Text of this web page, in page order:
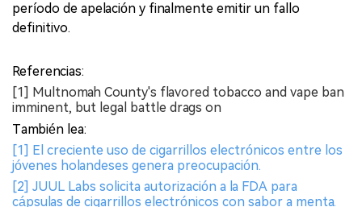
período de apelación y finalmente emitir un fallo
definitivo.
Referencias:
[1] Multnomah County's flavored tobacco and vape ban
imminent, but legal battle drags on
También lea:
[1] El creciente uso de cigarrillos electrónicos entre los
jóvenes holandeses genera preocupación.
[2] JUUL Labs solicita autorización a la FDA para
cápsulas de cigarrillos electrónicos con sabor a menta.